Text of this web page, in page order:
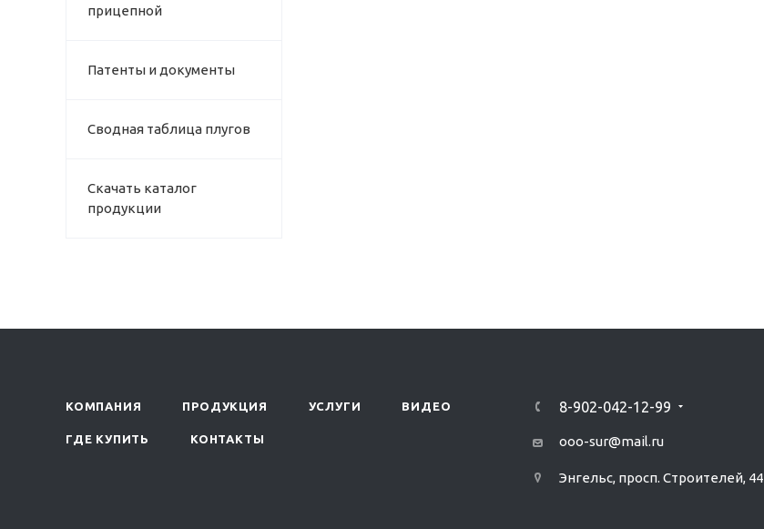
прицепной
Патенты и документы
Сводная таблица плугов
Скачать каталог
продукции
КОМПАНИЯ ПРОДУКЦИЯ УСЛУГИ ВИДЕО
ГДЕ КУПИТЬ КОНТАКТЫ
8-902-042-12-99
ooo-sur@mail.ru
Энгельс, просп. Строителей, 44